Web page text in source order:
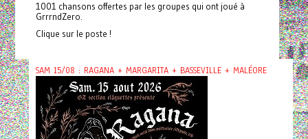
1001 chansons offertes par les groupes qui ont joué à
GrrrndZero.
Clique sur le poste !
SAM 15/08 : RAGANA + MARGARITA + BASSEVILLE + MALÉORE